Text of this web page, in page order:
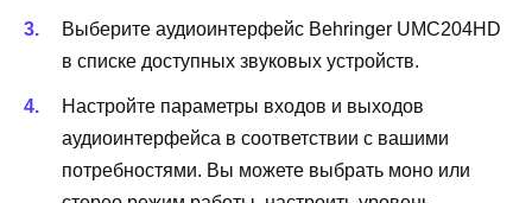
Выберите аудиоинтерфейс Behringer UMC204HD
в списке доступных звуковых устройств.
Настройте параметры входов и выходов
аудиоинтерфейса в соответствии с вашими
потребностями. Вы можете выбрать моно или